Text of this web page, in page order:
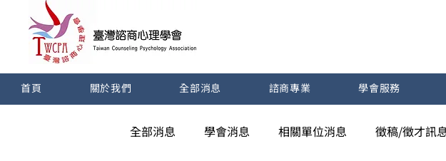
首頁 關於我們 全部消息 諮商專業 學會服務
全部消息 學會消息 相關單位消息 徵稿/徵才訊